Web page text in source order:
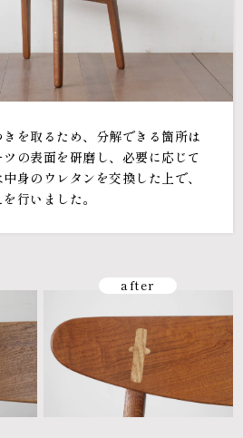
を取るため、分解できる箇所は
の表面を研磨し、必要に応じて
身のウレタンを交換した上で、
行いました。
after